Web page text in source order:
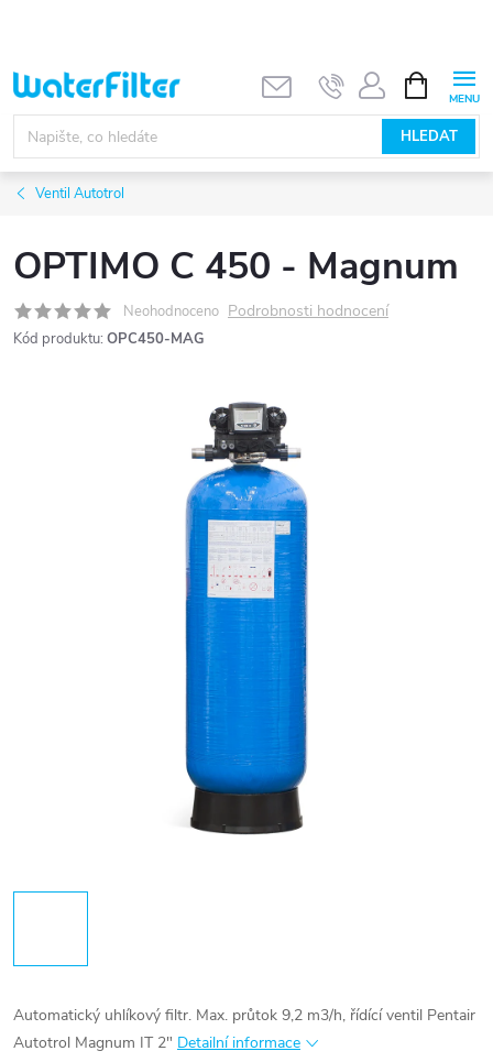
obsah
HLEDAT
NÁKUPNÍ
KOŠÍK
Ventil Autotrol
OPTIMO C 450 - Magnum
Neohodnoceno Podrobnosti hodnocení
Kód produktu: OPC450-MAG
Automatický uhlíkový filtr. Max. průtok 9,2 m3/h, řídící ventil Pentair
Autotrol Magnum IT 2" Detailní informace